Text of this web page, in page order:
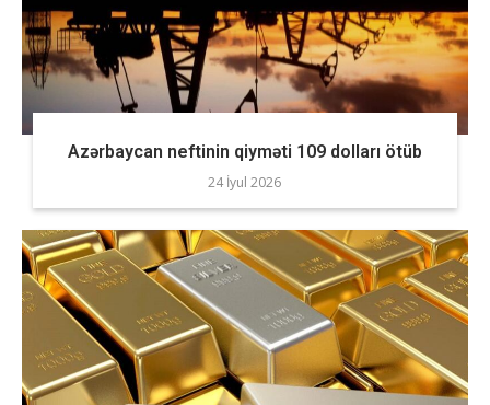
Azərbaycan neftinin qiyməti 109 dolları ötüb
24 İyul 2026